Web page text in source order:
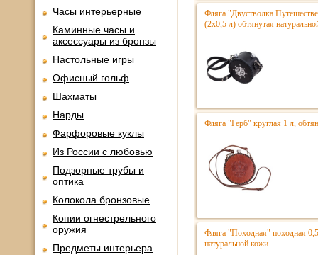
Часы интерьерные
Каминные часы и
аксессуары из бронзы
Настольные игры
Офисный гольф
Шахматы
Нарды
Фарфоровые куклы
Из России с любовью
Подзорные трубы и
оптика
Колокола бронзовые
Копии огнестрельного
оружия
Предметы интерьера
Фляга "Двустволка
(2х0,5 л) обтянутая
Фляга "Герб" круглая 1 л,
Фляга "Походная" походная
натуральной кожи